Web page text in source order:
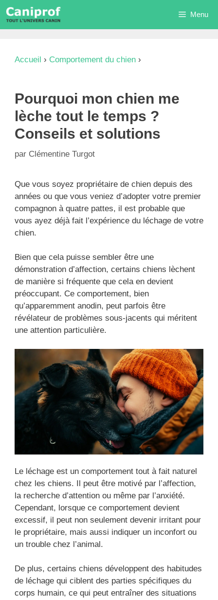
Aller
au
contenu
Menu
Accueil › Comportement du chien ›
Pourquoi mon chien me
lèche tout le temps ?
Conseils et solutions
par Clémentine Turgot
Que vous soyez propriétaire de chien depuis des
années ou que vous veniez d’adopter votre premier
compagnon à quatre pattes, il est probable que
vous ayez déjà fait l’expérience du léchage de votre
chien.
Bien que cela puisse sembler être une
démonstration d’affection, certains chiens lèchent
de manière si fréquente que cela en devient
préoccupant. Ce comportement, bien
qu’apparemment anodin, peut parfois être
révélateur de problèmes sous-jacents qui méritent
une attention particulière.
Le léchage est un comportement tout à fait naturel
chez les chiens. Il peut être motivé par l’affection,
la recherche d’attention ou même par l’anxiété.
Cependant, lorsque ce comportement devient
excessif, il peut non seulement devenir irritant pour
le propriétaire, mais aussi indiquer un inconfort ou
un trouble chez l’animal.
De plus, certains chiens développent des habitudes
de léchage qui ciblent des parties spécifiques du
corps humain, ce qui peut entraîner des situations